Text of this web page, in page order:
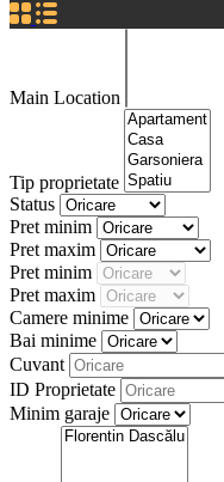
Main Location
Tip proprietate
Status
Pret minim
Pret maxim
Pret minim
Pret maxim
Camere minime
Bai minime
Cuvant
ID Proprietate
Minim garaje